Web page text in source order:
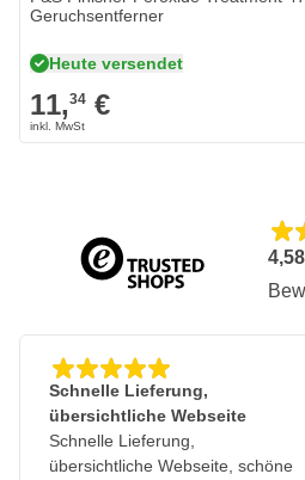
Geruchsentferner
Heute versendet
11,34 €
Schnelle Lieferung,
übersichtliche Webseite
Schnelle Lieferung,
übersichtliche Webseite, schöne